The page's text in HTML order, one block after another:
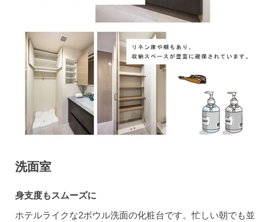
洗面室
身支度もスムーズに
ホテルライクな2ボウル洗面の化粧台です。忙しい朝でも並